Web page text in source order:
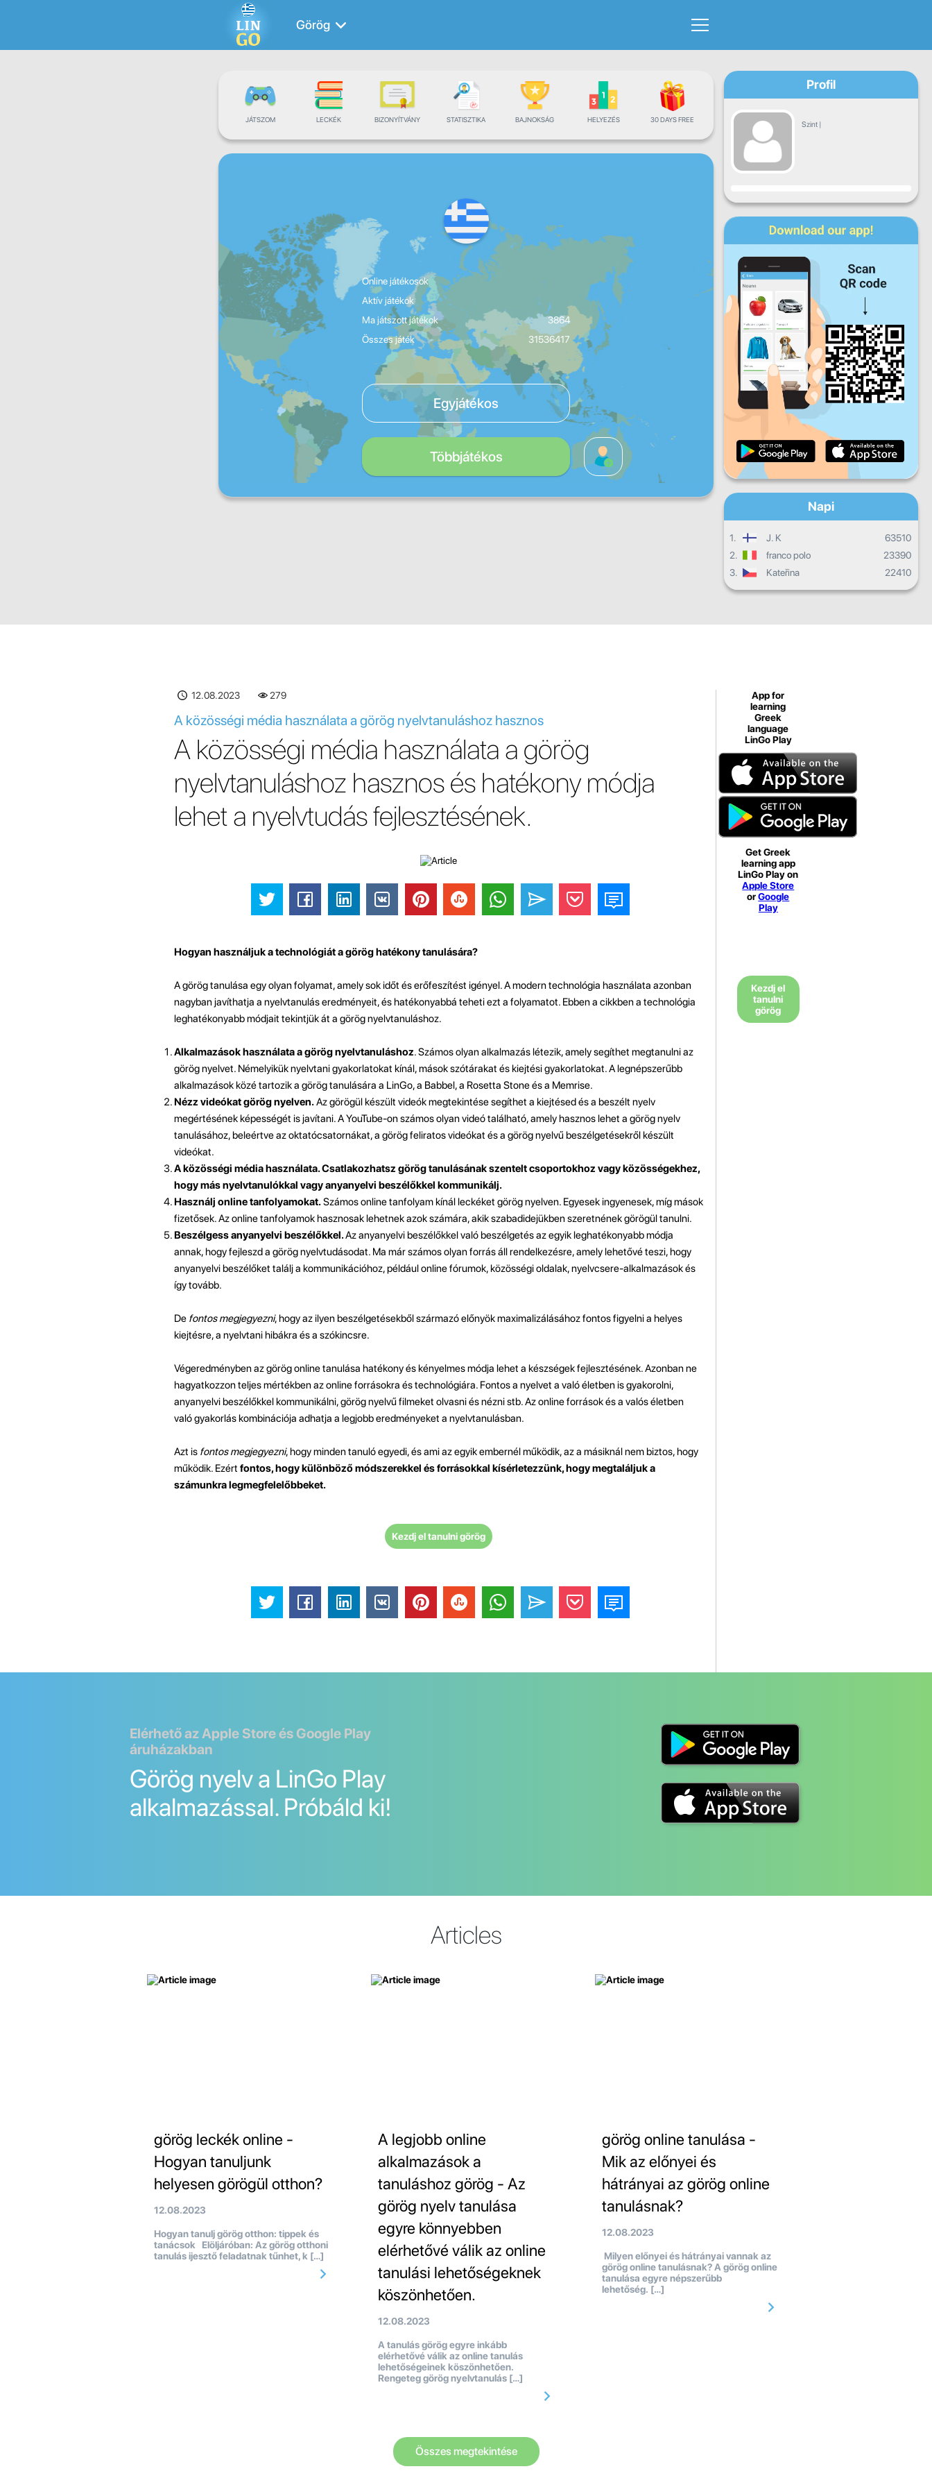
Görög
JÁTSZOM LECKÉK BIZONYÍTVÁNY STATISZTIKA BAJNOKSÁG HELYEZÉS 30 DAYS FREE
Online játékosok
Aktív játékok
Ma játszott játékok
3864
Összes játék
31536417
Egyjátékos
Többjátékos
Profil
Szint |
Haladás
Sze Cs
Szo V
Napi haladás
Havi haladás
Összesített eredmény
Napi
1. J. K
63510
2.
franco polo
23390
3.
Kateřina 22410
12.08.2023 279
A közösségi média használata a görög nyelvtanuláshoz hasznos
A közösségi média használata a görög
nyelvtanuláshoz hasznos és hatékony módja
lehet a nyelvtudás fejlesztésének.
Hogyan használjuk a technológiát a görög hatékony tanulására?
A görög tanulása egy olyan folyamat, amely sok időt és erőfeszítést igényel. A modern technológia használata azonban
nagyban javíthatja a nyelvtanulás eredményeit, és hatékonyabbá teheti ezt a folyamatot. Ebben a cikkben a technológia
leghatékonyabb módjait tekintjük át a görög nyelvtanuláshoz.
Alkalmazások használata a görög nyelvtanuláshoz. Számos olyan alkalmazás létezik, amely segíthet megtanulni az
görög nyelvet. Némelyikük nyelvtani gyakorlatokat kínál, mások szótárakat és kiejtési gyakorlatokat. A legnépszerűbb
alkalmazások közé tartozik a görög tanulására a LinGo, a Babbel, a Rosetta Stone és a Memrise.
Nézz videókat görög nyelven.Az görögül készült videók megtekintése segíthet a kiejtésed és a beszélt nyelv
megértésének képességét is javítani. A YouTube-on számos olyan videó található, amely hasznos lehet a görög nyelv
tanulásához, beleértve az oktatócsatornákat, a görög feliratos videókat és a görög nyelvű beszélgetésekről készült
videókat.
A közösségi média használata. Csatlakozhatsz görög tanulásának szentelt csoportokhoz vagy közösségekhez,
hogy más nyelvtanulókkal vagy anyanyelvi beszélőkkel kommunikálj.
Használj online tanfolyamokat.Számos online tanfolyam kínál leckéket görög nyelven. Egyesek ingyenesek, míg mások
fizetősek. Az online tanfolyamok hasznosak lehetnek azok számára, akik szabadidejükben szeretnének görögül tanulni.
Beszélgess anyanyelvi beszélőkkel.Az anyanyelvi beszélőkkel való beszélgetés az egyik leghatékonyabb módja
annak, hogy fejleszd a görög nyelvtudásodat. Ma már számos olyan forrás áll rendelkezésre, amely lehetővé teszi, hogy
anyanyelvi beszélőket találj a kommunikációhoz, például online fórumok, közösségi oldalak, nyelvcsere-alkalmazások és
így tovább.
De fontos megjegyezni, hogy az ilyen beszélgetésekből származó előnyök maximalizálásához fontos figyelni a helyes
kiejtésre, a nyelvtani hibákra és a szókincsre.
Végeredményben az görög online tanulása hatékony és kényelmes módja lehet a készségek fejlesztésének. Azonban ne
hagyatkozzon teljes mértékben az online forrásokra és technológiára. Fontos a nyelvet a való életben is gyakorolni,
anyanyelvi beszélőkkel kommunikálni, görög nyelvű filmeket olvasni és nézni stb. Az online források és a valós életben
való gyakorlás kombinációja adhatja a legjobb eredményeket a nyelvtanulásban.
Azt is fontos megjegyezni, hogy minden tanuló egyedi, és ami az egyik embernél működik, az a másiknál nem biztos, hogy
működik. Ezért fontos, hogy különböző módszerekkel és forrásokkal kísérletezzünk, hogy megtaláljuk a
számunkra legmegfelelőbbeket.
Kezdj el tanulni görög
App for
learning
Greek
language
LinGo Play
Get Greek
learning app
LinGo Play on
Apple Store
orGoogle
Play
Kezdj el
tanulni
görög
Elérhető az Apple Store és Google Play
áruházakban
Görög nyelv a LinGo Play
alkalmazással. Próbáld ki!
Articles
görög leckék online -
Hogyan tanuljunk
helyesen görögül otthon?
12.08.2023
Hogyan tanulj görög otthon: tippek és
tanácsok Elöljáróban: Az görög otthoni
tanulás ijesztő feladatnak tűnhet, k […]
A legjobb online
alkalmazások a
tanuláshoz görög - Az
görög nyelv tanulása
egyre könnyebben
elérhetővé válik az online
tanulási lehetőségeknek
köszönhetően.
12.08.2023
A tanulás görög egyre inkább
elérhetővé válik az online tanulás
lehetőségeinek köszönhetően.
Rengeteg görög nyelvtanulás […]
görög online tanulása -
Mik az előnyei és
hátrányai az görög online
tanulásnak?
12.08.2023
Milyen előnyei és hátrányai vannak az
görög online tanulásnak? A görög online
tanulása egyre népszerűbb
lehetőség. […]
Összes megtekintése